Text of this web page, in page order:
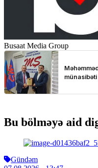
Busaat Media Group
Bu bölməyə aid
Gündəm